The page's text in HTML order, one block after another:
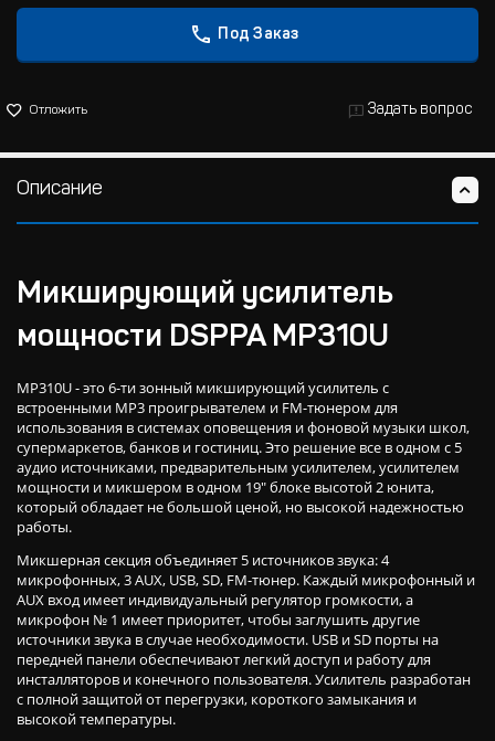
Под Заказ
Отложить Задать вопрос
Описание
Микширующий усилитель
мощности DSPPA MP310U
MP310U - это 6-ти зонный микширующий усилитель с
встроенными MP3 проигрывателем и FM-тюнером для
использования в системах оповещения и фоновой музыки школ,
супермаркетов, банков и гостиниц. Это решение все в одном с 5
аудио источниками, предварительным усилителем, усилителем
мощности и микшером в одном 19" блоке высотой 2 юнита,
который обладает не большой ценой, но высокой надежностью
работы.
Микшерная секция объединяет 5 источников звука: 4
микрофонных, 3 AUX, USB, SD, FM-тюнер. Каждый микрофонный и
AUX вход имеет индивидуальный регулятор громкости, а
микрофон № 1 имеет приоритет, чтобы заглушить другие
источники звука в случае необходимости. USB и SD порты на
передней панели обеспечивают легкий доступ и работу для
инсталляторов и конечного пользователя. Усилитель разработан
с полной защитой от перегрузки, короткого замыкания и
высокой температуры.